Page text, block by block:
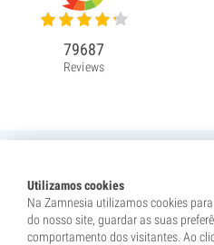
Utilizamos cookies
Na Zamnesia utilizamos cookies
do nosso site, guardar as suas
comportamento dos visitantes. Ao
79687
Reviews